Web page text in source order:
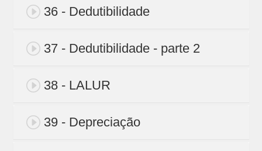
36 - Dedutibilidade
37 - Dedutibilidade - parte 2
38 - LALUR
39 - Depreciação